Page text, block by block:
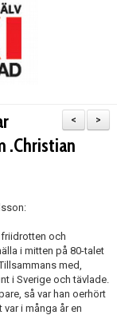
>
<
.Christian
friidrotten och
i mitten på 80-talet
med,
i Sverige och tävlade.
så var han oerhört
i många år en